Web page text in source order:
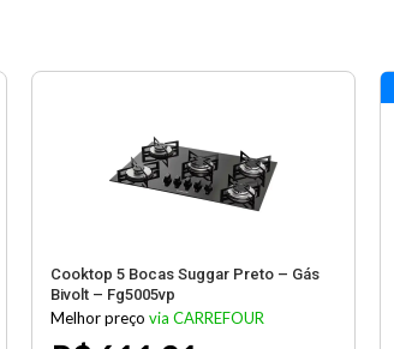
Cooktop 5 Bocas Suggar Preto – Gás
Bivolt – Fg5005vp
Melhor preço via CARREFOUR